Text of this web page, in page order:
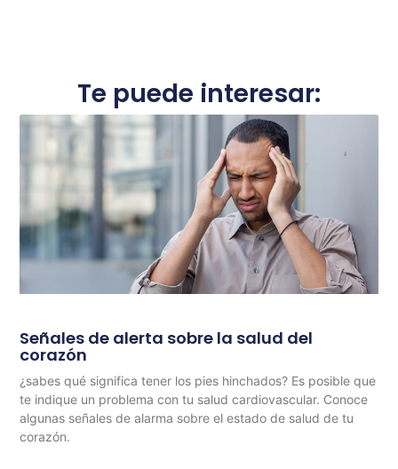
Te puede interesar:
Señales de alerta sobre la salud del
corazón
¿sabes qué significa tener los pies hinchados? Es posible que
te indique un problema con tu salud cardiovascular. Conoce
algunas señales de alarma sobre el estado de salud de tu
corazón.